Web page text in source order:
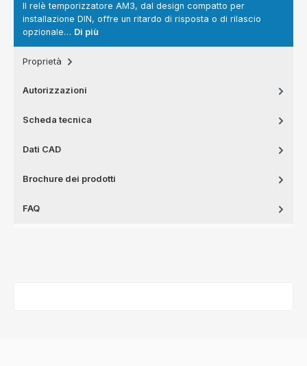
Il relè temporizzatore AM3, dal design compatto per
installazione DIN, offre un ritardo di risposta o di rilascio
opzionale… Di più
Proprietà
Autorizzazioni
Scheda tecnica
Dati CAD
Brochure dei prodotti
FAQ